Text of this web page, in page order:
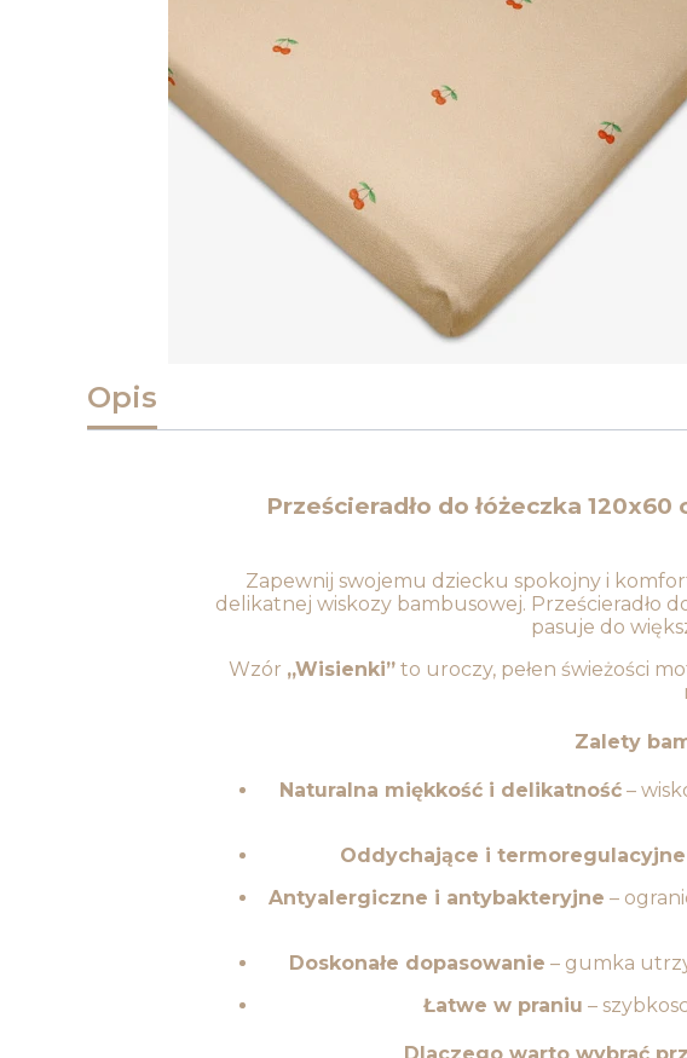
Opis
Prześcieradło do łóżeczka
Zapewnij swojemu dziecku spokojny i
delikatnej wiskozy bambusowej. Prześcieradło
pasuje do
Wzór „Wisienki”to uroczy, pełen świeżości
Zalety
Naturalna miękkość i delikatność –
Oddychające i termoregulacyjne
Antyalergiczne i antybakteryjne –
Doskonałe dopasowanie – gumka
Łatwe w praniu –